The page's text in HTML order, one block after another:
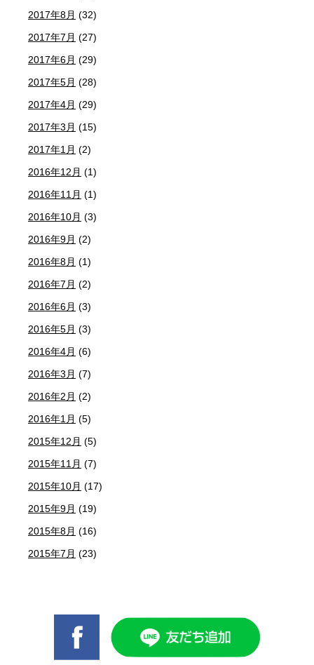
2017年8月 (32)
2017年7月 (27)
2017年6月 (29)
2017年5月 (28)
2017年4月 (29)
2017年3月 (15)
2017年1月 (2)
2016年12月 (1)
2016年11月 (1)
2016年10月 (3)
2016年9月 (2)
2016年8月 (1)
2016年7月 (2)
2016年6月 (3)
2016年5月 (3)
2016年4月 (6)
2016年3月 (7)
2016年2月 (2)
2016年1月 (5)
2015年12月 (5)
2015年11月 (7)
2015年10月 (17)
2015年9月 (19)
2015年8月 (16)
2015年7月 (23)